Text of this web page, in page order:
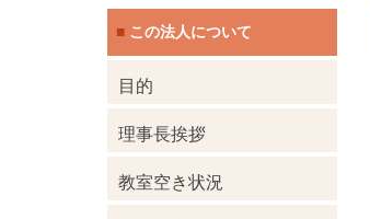
■この法人について
目的
理事長挨拶
教室空き状況